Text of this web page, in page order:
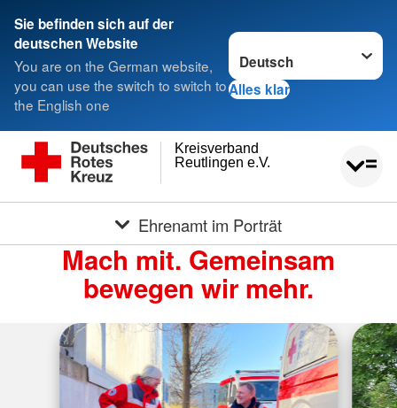
Sie befinden sich auf der
deutschen Website
You are on the German website,
you can use the switch to switch to
the English one
Sprache wechseln zu
Alles klar
Reutlingen e.V.
Kreisverband
Ehrenamt im Porträt
Mach mit. Gemeinsam
bewegen wir mehr.